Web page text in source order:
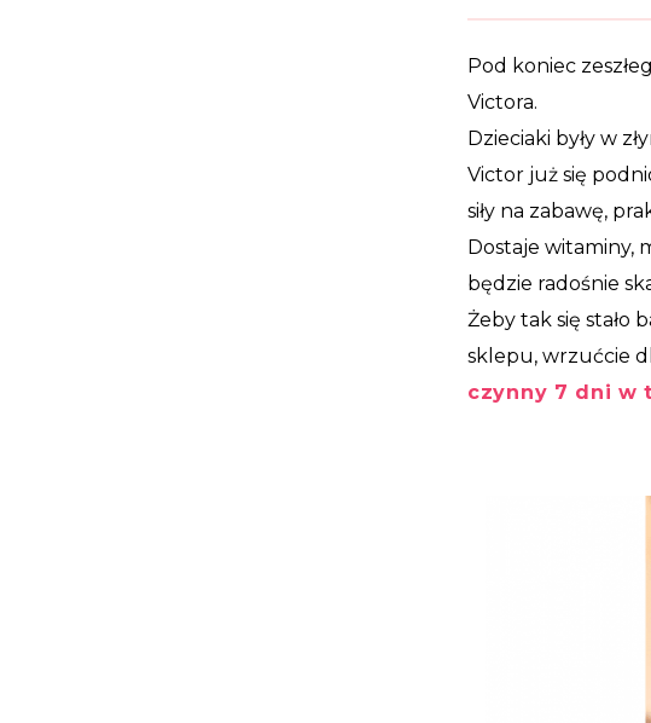
Pod koniec
Victora.
Dzieciaki były w
Victor już się
siły na zabawę,
Dostaje witaminy,
będzie radośnie
Żeby tak się stało
sklepu, wrzućcie
czynny 7 dni w